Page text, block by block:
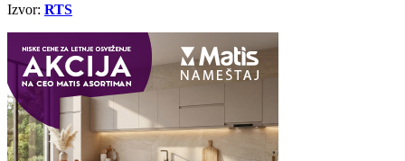
Izvor: RTS